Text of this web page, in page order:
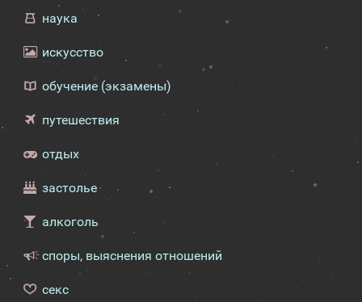
наука
искусство
обучение (экзамены)
путешествия
отдых
застолье
алкоголь
споры, выяснения отношений
секс